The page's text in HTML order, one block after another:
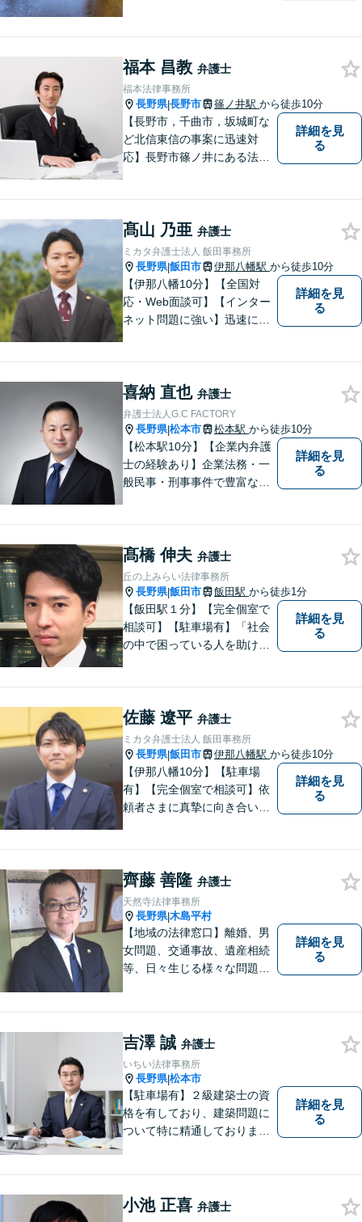
望む方向で解決できるよう、
精一杯取り組んでまいりま
す。【子連れ相談可】
福本 昌教 弁護士
福本法律事務所
長野県|長野市 篠ノ井駅 から徒歩10分
【長野市，千曲市，坂城町な
ど北信東信の事案に迅速対
応】長野市篠ノ井にある法律
方は是非ご相談ください。迅
速に対応いたします。
詳細を見
る
髙山 乃亜 弁護士
ミカタ弁護士法人 飯田事務所
長野県|飯田市 伊那八幡駅 から徒歩10分
【伊那八幡10分】【全国対
応・Web面談可】【インター
ネット問題に強い】迅速に対
のようなことでも、お気軽に
ご相談ください。
詳細を見
る
喜納 直也 弁護士
弁護士法人G.C FACTORY
長野県|松本市 松本駅 から徒歩10分
【松本駅10分】【企業内弁護
士の経験あり】企業法務・一
般民事・刑事事件で豊富な実
供します。
詳細を見
る
髙橋 伸夫 弁護士
丘の上みらい法律事務所
長野県|飯田市 飯田駅 から徒歩1分
【飯田駅１分】【完全個室で
相談可】【駐車場有】「社会
の中で困っている人を助けた
であることを心がけ、誠実
に、そして丁寧に対応してい
きます。
詳細を見
る
佐藤 遼平 弁護士
ミカタ弁護士法人 飯田事務所
長野県|飯田市 伊那八幡駅 から徒歩10分
【伊那八幡10分】【駐車場
有】【完全個室で相談可】依
頼者さまに真摯に向き合い、
は日本全国です。 遠方の方は
Web面談や電話でのご連絡が
可能です。
詳細を見
る
齊藤 善隆 弁護士
天然寺法律事務所
長野県|木島平村
【地域の法律窓口】離婚、男
女問題、交通事故、遺産相続
等、日々生じる様々な問題に
詳細を見
る
吉澤 誠 弁護士
いちい法律事務所
長野県|松本市
【駐車場有】２級建築士の資
格を有しており、建築問題に
ついて特に精通しておりま
忙しい方もお気軽にご相談く
詳細を見
る
小池 正喜 弁護士